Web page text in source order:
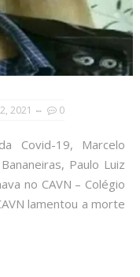
2021 0
Covid-19, Marcelo
Paulo Luiz
no CAVN – Colégio
lamentou a morte